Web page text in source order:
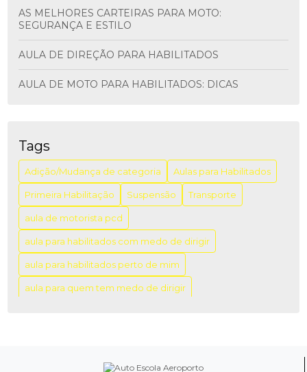
AS MELHORES CARTEIRAS PARA MOTO:
SEGURANÇA E ESTILO
AULA DE DIREÇÃO PARA HABILITADOS
AULA DE MOTO PARA HABILITADOS: DICAS
IMPORTANTES
INCLUSÃO E A SEGURANÇA NO TRÂNSITO
AULA DIREÇÃO PARA HABILITADOS: APRENDA COM
SEGURANÇA
AULA DIREÇÃO PARA HABILITADOS: DICAS PARA
APRIMORAR SUAS HABILIDADES AO VOLANTE
AULA PARA HABILITADOS COM PREÇO ACESSÍVEL:
ENCONTRAR A MELHOR OPÇÃO NA SUA REGIÃO
Tags
Adição/Mudança de categoria Aulas para Habilitados
Primeira Habilitação Suspensão Transporte
aula de motorista pcd
aula para habilitados com medo de dirigir
aula para habilitados perto de mim
aula para quem tem medo de dirigir